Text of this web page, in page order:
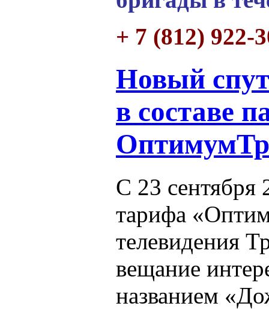
+ 7 (812) 922-
Новый
в составе
С 23 сентября
тарифа
телевидения
вещание
названием